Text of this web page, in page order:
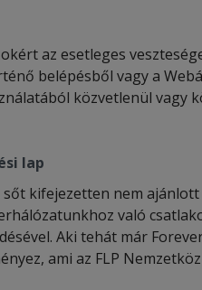
az esetleges
belépésből vagy a
közvetlenül vagy
lap
kifejezetten nem
való
Aki tehát már
ami az FLP